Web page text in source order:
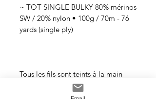
~ TOT SINGLE BULKY 80% mérinos
SW / 20% nylon • 100g / 70m - 76
yards (single ply)
Tous les fils sont teints à la main
avec des teintures acides
professionnelles non toxiques. Tous